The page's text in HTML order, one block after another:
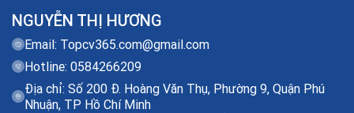
NGUYỄN THỊ HƯƠNG
Email: Topcv365.com@gmail.com
Hotline: 0584266209
Địa chỉ: Số 200 Đ. Hoàng Văn Thụ, Phường 9, Quận Phú
Nhuận, TP Hồ Chí Minh